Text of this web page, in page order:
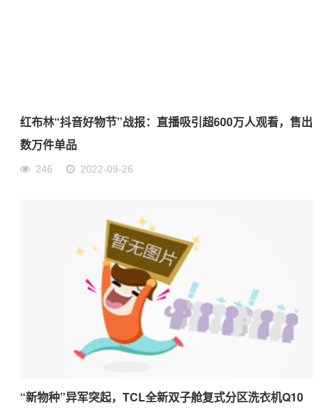
红布林“抖音好物节”战报：直播吸引超600万人观看，售出
数万件单品
246 2022-09-26
“新物种”异军突起，TCL全新双子舱复式分区洗衣机Q10